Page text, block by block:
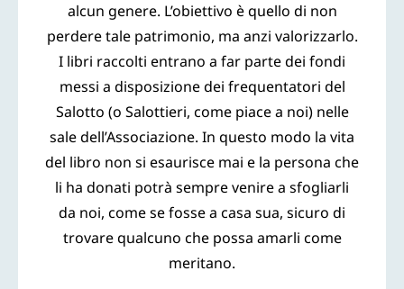
alcun genere. L’obiettivo è quello di non
perdere tale patrimonio, ma anzi valorizzarlo.
I libri raccolti entrano a far parte dei fondi
messi a disposizione dei frequentatori del
Salotto (o Salottieri, come piace a noi) nelle
sale dell’Associazione. In questo modo la vita
del libro non si esaurisce mai e la persona che
li ha donati potrà sempre venire a sfogliarli
da noi, come se fosse a casa sua, sicuro di
trovare qualcuno che possa amarli come
meritano.